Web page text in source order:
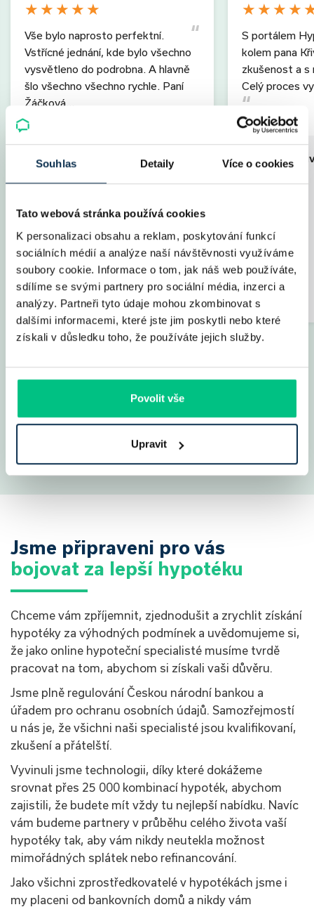
Souhlas Detaily Více o cookies
Tato webová stránka používá cookies
K personalizaci obsahu a reklam, poskytování funkcí
sociálních médií a analýze naší návštěvnosti využíváme
soubory cookie. Informace o tom, jak náš web používáte,
sdílíme se svými partnery pro sociální média, inzerci a
analýzy. Partneři tyto údaje mohou zkombinovat s
dalšími informacemi, které jste jim poskytli nebo které
získali v důsledku toho, že používáte jejich služby.
Povolit vše
Upravit
★★★★★
Vše bylo naprosto perfektní.
Vstřícné jednání, kde bylo všechno
vysvětleno do podrobna. A hlavně
šlo všechno všechno rychle. Paní
Žáčková…
zobrazit více
Splatnost
30 let
Měs. splátka
8 231 Kč
Úrok
2,09 %
Fixace
5 let
LTV
80 %
Specialista
Jana Žáčková
★★★★
S portálem
kolem pana
zkušenost a s
Celý proces
zobrazit více
Parametry
Výše úvěru
Úrok
Fixace
LTV
Poplatky
Specialista
Ukázat všechny
Jsme připraveni pro vás
bojovat za lepší hypotéku
Chceme vám zpříjemnit, zjednodušit a zrychlit získání
hypotéky za výhodných podmínek a uvědomujeme si,
že jako online hypoteční specialisté musíme tvrdě
pracovat na tom, abychom si získali vaši důvěru.
Jsme plně regulování Českou národní bankou a
úřadem pro ochranu osobních údajů. Samozřejmostí
u nás je, že všichni naši specialisté jsou kvalifikovaní,
zkušení a přátelští.
Vyvinuli jsme technologii, díky které dokážeme
srovnat přes 25 000 kombinací hypoték, abychom
zajistili, že budete mít vždy tu nejlepší nabídku. Navíc
vám budeme partnery v průběhu celého života vaší
hypotéky tak, aby vám nikdy neutekla možnost
mimořádných splátek nebo refinancování.
Jako všichni zprostředkovatelé v hypotékách jsme i
my placeni od bankovních domů a nikdy vám